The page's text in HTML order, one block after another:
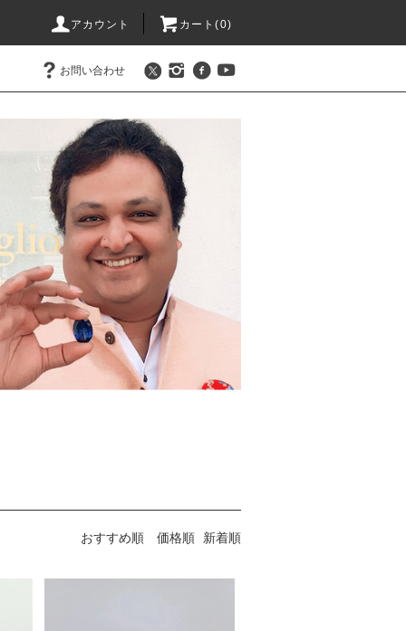
アカウント カート(0)
お問い合わせ
おすすめ順 価格順 新着順